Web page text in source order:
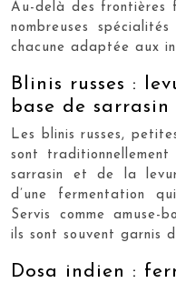
Au-delà des frontières
nombreuses
chacune adaptée aux
Blinis russes :
base de sarrasin
Les blinis russes,
sont
sarrasin et de la
d’une fermentation
Servis comme amuse-
ils sont souvent garnis
Dosa indien :